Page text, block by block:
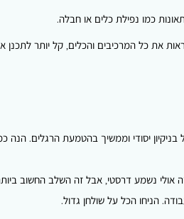
כמו נפילת כלים או חבלה.
את כל המרכיבים והכלים, קל יותר לתכנן
יסודי וממשיך בהטמעת הרגלים.
אולי נשמע דרסטי, אבל זה השלב החשוב
הניחו הכל על שולחן גדול.